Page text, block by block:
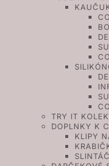
TRY IT
DOPLNKY K
KLIPY